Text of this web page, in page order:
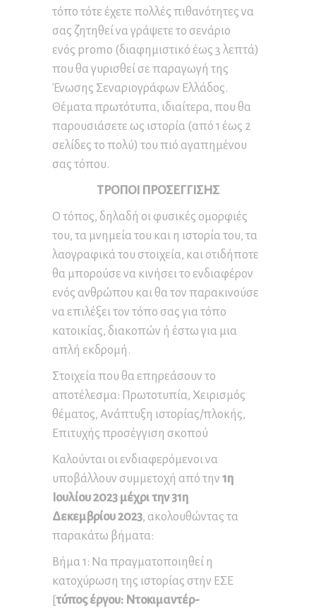
τόπο τότε έχετε πολλές πιθανότητες να
σας ζητηθεί να γράψετε το σενάριο
ενός promo (διαφημιστικό έως 3 λεπτά)
που θα γυρισθεί σε παραγωγή της
Ένωσης Σεναριογράφων Ελλάδος.
Θέματα πρωτότυπα, ιδιαίτερα, που θα
παρουσιάσετε ως ιστορία (από 1 έως 2
σελίδες το πολύ) του πιό αγαπημένου
σας τόπου.
ΤΡΟΠΟΙ ΠΡΟΣΕΓΓΙΣΗΣ
Ο τόπος, δηλαδή οι φυσικές ομορφιές
του, τα μνημεία του και η ιστορία του, τα
λαογραφικά του στοιχεία, και οτιδήποτε
θα μπορούσε να κινήσει το ενδιαφέρον
ενός ανθρώπου και θα τον παρακινούσε
να επιλέξει τον τόπο σας για τόπο
κατοικίας, διακοπών ή έστω για μια
απλή εκδρομή.
Στοιχεία που θα επηρεάσουν το
αποτέλεσμα: Πρωτοτυπία, Χειρισμός
θέματος, Ανάπτυξη ιστορίας/πλοκής,
Επιτυχής προσέγγιση σκοπού
Καλούνται οι ενδιαφερόμενοι να
υποβάλλουν συμμετοχή από την 1η
Ιουλίου 2023 μέχρι την 31η
Δεκεμβρίου 2023, ακολουθώντας τα
παρακάτω βήματα:
Βήμα 1: Να πραγματοποιηθεί η
κατοχύρωση της ιστορίας στην ΕΣΕ
[τύπος έργου: Ντοκιμαντέρ-